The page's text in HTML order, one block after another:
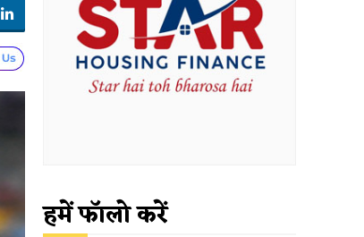
हमें फॉलो करें